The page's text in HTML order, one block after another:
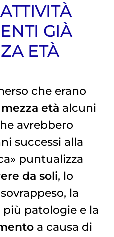
GIÀ
ETÀ
che erano
età alcuni
avrebbero
successi alla
puntualizza
da soli, lo
la
più patologie e la
a causa di